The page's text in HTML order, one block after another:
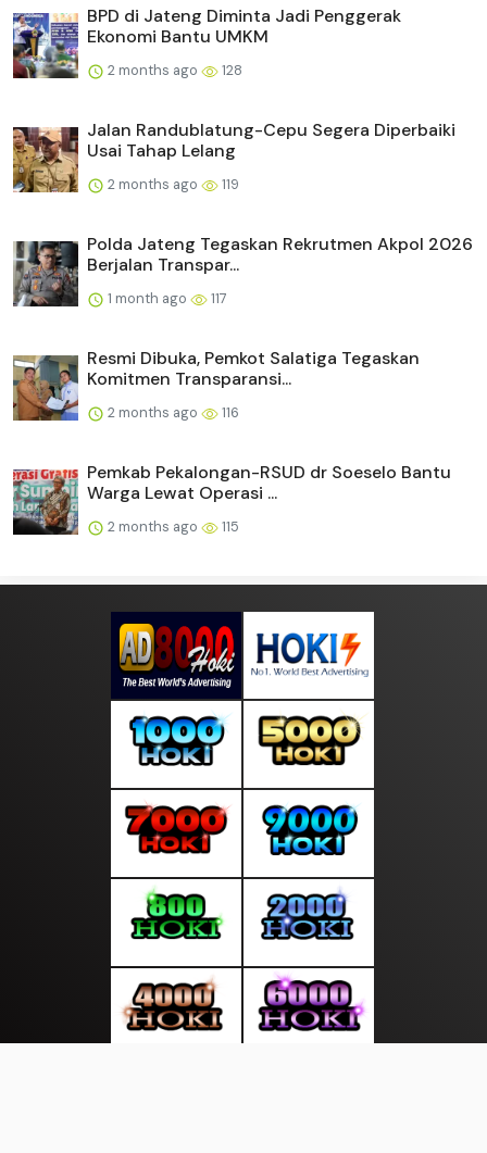
BPD di Jateng Diminta Jadi Penggerak
Ekonomi Bantu UMKM
2 months ago 128
Jalan Randublatung-Cepu Segera Diperbaiki
Usai Tahap Lelang
2 months ago 119
Polda Jateng Tegaskan Rekrutmen Akpol 2026
Berjalan Transpar...
1 month ago 117
Resmi Dibuka, Pemkot Salatiga Tegaskan
Komitmen Transparansi...
2 months ago 116
Pemkab Pekalongan-RSUD dr Soeselo Bantu
Warga Lewat Operasi ...
2 months ago 115